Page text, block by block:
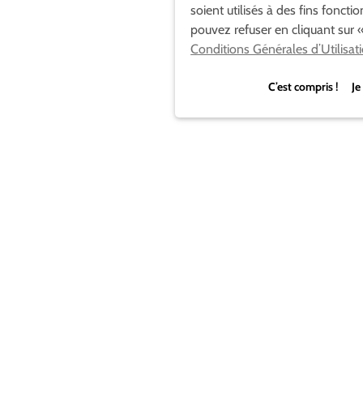
soient utilisés à des fins
pouvez refuser en cliquant sur
Conditions Générales
C’est compris ! Je